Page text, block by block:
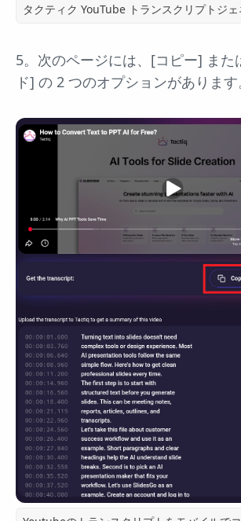
タクティク YouTube トランスクリプトジ
5。次のページには、[コピー] また
ド] の 2 つのオプションがあります